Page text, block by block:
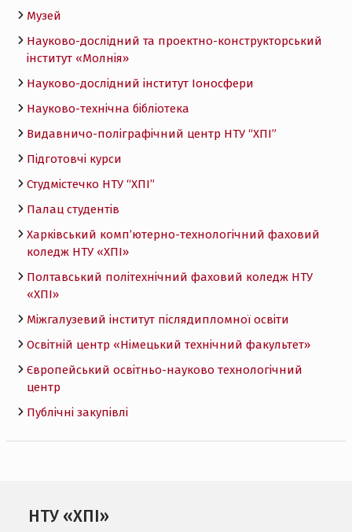
Музей
Науково-дослідний та проектно-конструкторський
інститут «Молнія»
Науково-дослідний інститут Іоносфери
Науково-технічна бібліотека
Видавничо-поліграфічний центр НТУ “ХПІ”
Підготовчі курси
Студмістечко НТУ “ХПІ”
Палац студентів
Харківський комп’ютерно-технологічний фаховий
коледж НТУ «ХПI»
Полтавський політехнічний фаховий коледж НТУ
«ХПI»
Міжгалузевий інститут післядипломної освіти
Освітній центр «Німецький технічний факультет»
Європейський освітньо-науково технологічний
центр
Публічні закупівлі
НТУ «ХПІ»